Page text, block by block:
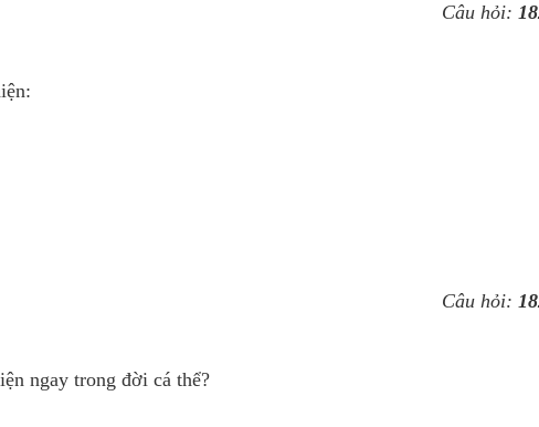
Câu hỏi:
Câu hỏi:
ngay trong đời cá thể?